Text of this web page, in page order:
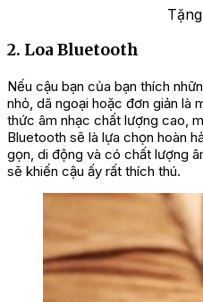
2. Loa Bluetooth
Nếu cậu bạn của bạn thích
nhỏ, dã ngoại hoặc đơn giản là
thức âm nhạc chất lượng cao,
Bluetooth sẽ là lựa chọn hoàn
gọn, di động và có chất lượng
sẽ khiến cậu ấy rất thích thú.